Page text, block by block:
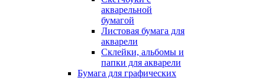
акварельной
бумагой
Листовая бумага для
акварели
Склейки, альбомы и
папки для акварели
Бумага для графических